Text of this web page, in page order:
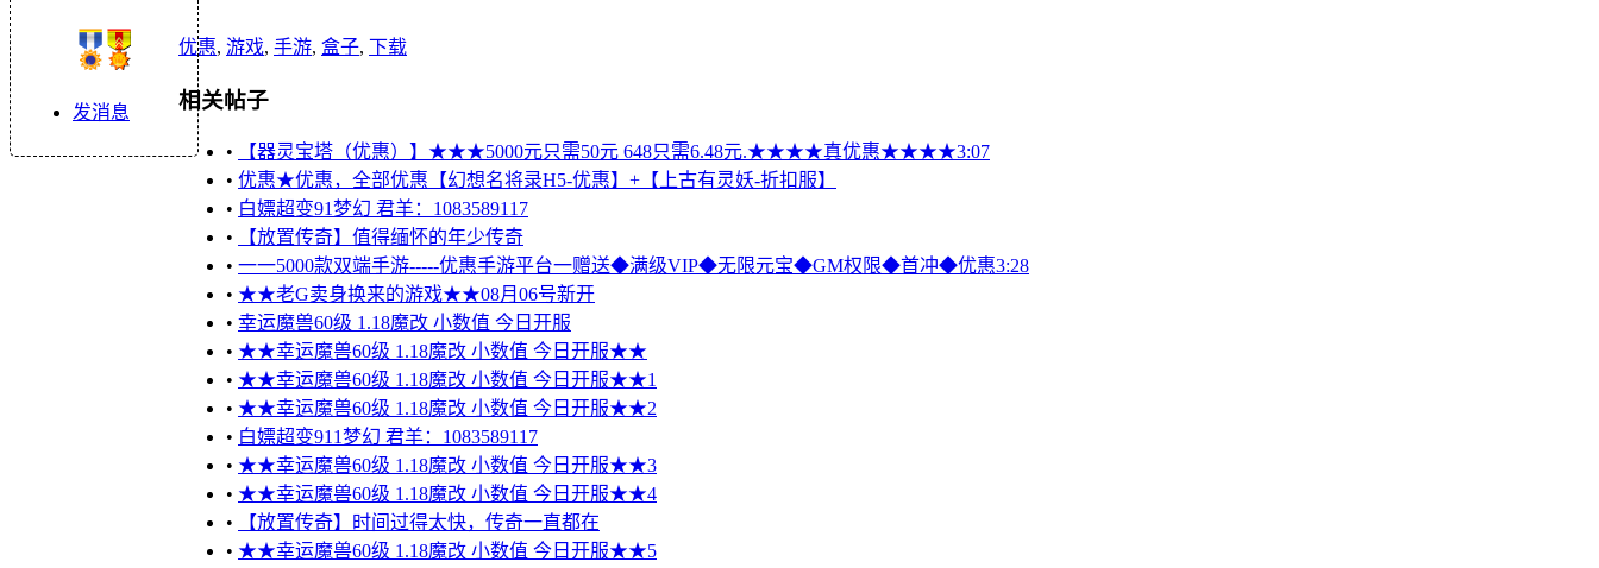
发消息
优惠, 游戏, 手游, 盒子, 下载
相关帖子
•
【器灵宝塔（优惠）】★★★5000元只需50元 648只需6.48元.★★★★真优惠★★★★3:07
• 优惠★优惠，全部优惠【幻想名将录H5-优惠】+【上古有灵妖-折扣服】
• 白嫖超变91梦幻 君羊：1083589117
•
【放置传奇】值得缅怀的年少传奇
• 一一5000款双端手游-----优惠手游平台一赠送◆满级VIP◆无限元宝◆GM权限◆首冲◆优惠3:28
• ★★老G卖身换来的游戏★★08月06号新开
• 幸运魔兽60级 1.18魔改 小数值 今日开服
• ★★幸运魔兽60级 1.18魔改 小数值 今日开服★★
• ★★幸运魔兽60级 1.18魔改 小数值 今日开服★★1
• ★★幸运魔兽60级 1.18魔改 小数值 今日开服★★2
• 白嫖超变911梦幻 君羊：1083589117
• ★★幸运魔兽60级 1.18魔改 小数值 今日开服★★3
• ★★幸运魔兽60级 1.18魔改 小数值 今日开服★★4
•
【放置传奇】时间过得太快，传奇一直都在
• ★★幸运魔兽60级 1.18魔改 小数值 今日开服★★5